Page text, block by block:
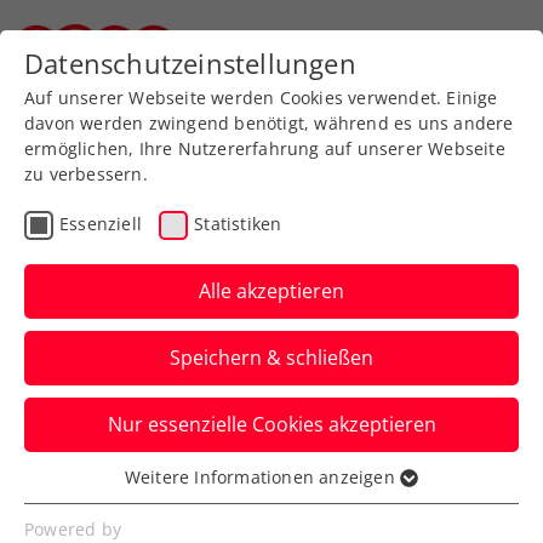
Impressum
Medieninhaber und –herausgeber
Steirischer Tennisverband
Datenschutzeinstellungen
Auf unserer Webseite werden Cookies verwendet. Einige
davon werden zwingend benötigt, während es uns andere
ermöglichen, Ihre Nutzererfahrung auf unserer Webseite
zu verbessern.
Essenziell Statistiken
Alle akzeptieren
Speichern & schließen
Nur essenzielle Cookies akzeptieren
Essenziell
Essenzielle Cookies werden für grundlegende
Weitere Informationen anzeigen
Powered by